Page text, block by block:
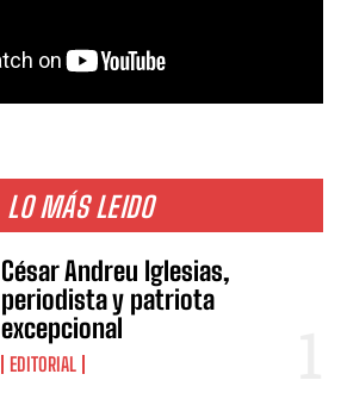
LO MÁS LEIDO
César Andreu Iglesias,
periodista y patriota
excepcional
EDITORIAL